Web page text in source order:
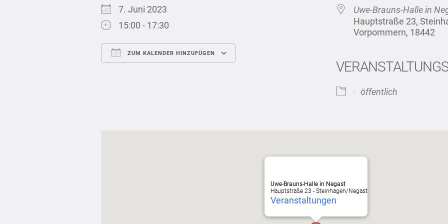
7. Juni 2023
15:00 - 17:30
ZUM KALENDER HINZUFÜGEN
iCalendar
Uwe-Brauns-Halle in
Hauptstraße 23,
Vorpommern, 18442
öffentlich
Uwe-Brauns-Halle in Negast
Hauptstraße 23 - Steinhagen/Negast
Veranstaltungen